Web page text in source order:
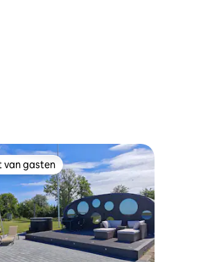
van 4,96 op 5, 24 recensies
van gasten
van gasten